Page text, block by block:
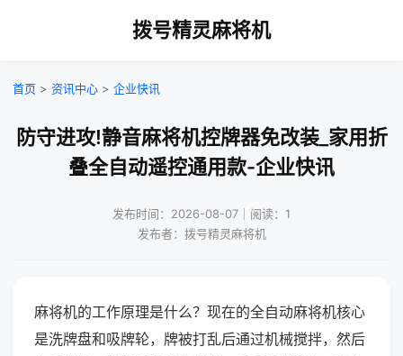
拨号精灵麻将机
首页 > 资讯中心 > 企业快讯
防守进攻!静音麻将机控牌器免改装_家用折
叠全自动遥控通用款-企业快讯
发布时间：2026-08-07｜阅读：1
发布者：拨号精灵麻将机
麻将机的工作原理是什么？现在的全自动麻将机核心
是洗牌盘和吸牌轮，牌被打乱后通过机械搅拌，然后